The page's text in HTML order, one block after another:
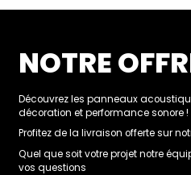
NOTRE
Découvrez les panneaux
décoration et performance sonore !
Profitez de la livraison offerte sur
Quel que soit votre projet notre
vos questions